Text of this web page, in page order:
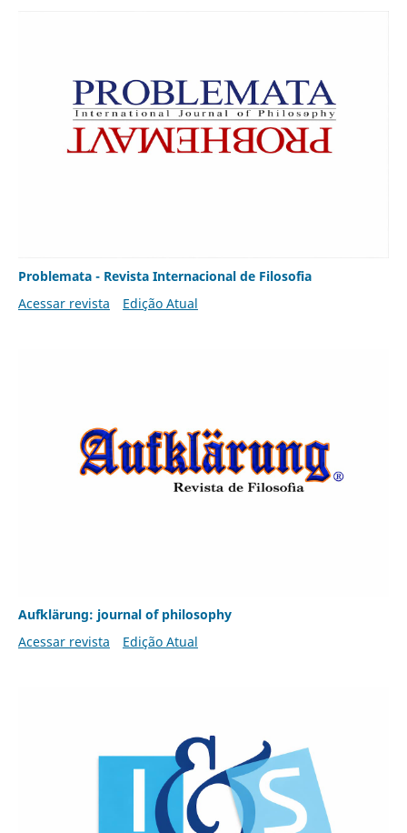
Problemata - Revista Internacional de Filosofia
Acessar revista
Edição Atual
Aufklärung: journal of philosophy
Acessar revista
Edição Atual